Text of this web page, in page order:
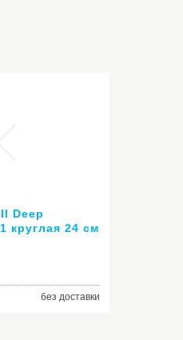
Deep
круглая 24 см
без доставки